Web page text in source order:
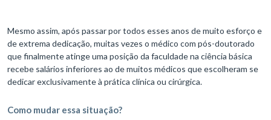
Mesmo assim, após passar por todos esses anos de muito esforço e
de extrema dedicação, muitas vezes o médico com pós-doutorado
que finalmente atinge uma posição da faculdade na ciência básica
recebe salários inferiores ao de muitos médicos que escolheram se
dedicar exclusivamente à prática clínica ou cirúrgica.
Como mudar essa situação?